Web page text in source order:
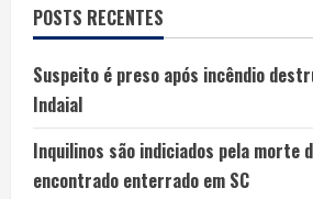
POSTS RECENTES
Suspeito é preso após incêndio
Indaial
Inquilinos são indiciados pela morte
encontrado enterrado em SC